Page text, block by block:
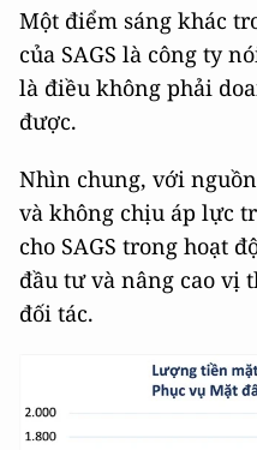
Một điểm sáng khác
của SAGS là công ty
là điều không phải
được.
Nhìn chung, với
và không chịu áp lực
cho SAGS trong hoạt
đầu tư và nâng cao vị
đối tác.